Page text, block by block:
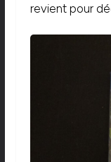
revient pour